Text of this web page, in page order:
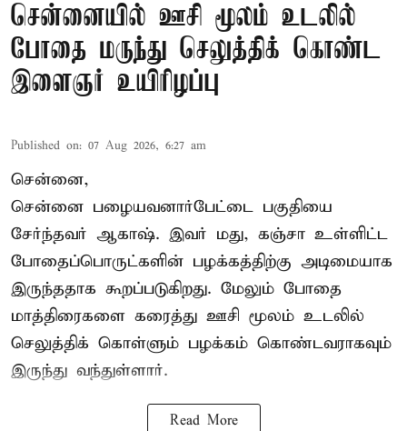
சென்னையில் ஊசி மூலம் உடலில்
போதை மருந்து செலுத்திக் கொண்ட
இளைஞர் உயிரிழப்பு
Published on: 07 Aug 2026, 6:27 am
சென்னை,
சென்னை பழையவனார்பேட்டை பகுதியை
சேர்ந்தவர் ஆகாஷ். இவர் மது, கஞ்சா உள்ளிட்ட
போதைப்பொருட்களின் பழக்கத்திற்கு அடிமையாக
இருந்ததாக கூறப்படுகிறது. மேலும் போதை
மாத்திரைகளை கரைத்து ஊசி மூலம் உடலில்
செலுத்திக் கொள்ளும் பழக்கம் கொண்டவராகவும்
இருந்து வந்துள்ளார்.
Read More